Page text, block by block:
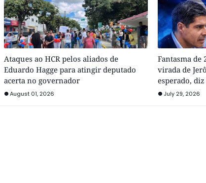
Ataques ao HCR pelos aliados de
Eduardo Hagge para atingir deputado
acerta no governador
August 01, 2026
Fantasma de
virada de
esperado, diz
July 29, 2026